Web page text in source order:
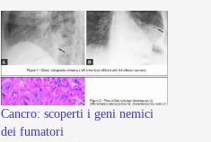
Cancro: scoperti i geni nemici
dei fumatori